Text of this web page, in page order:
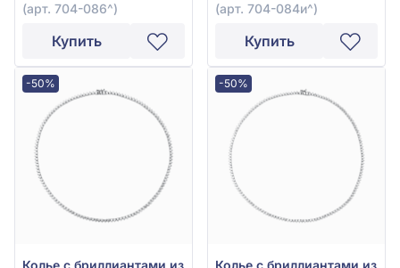
(арт. 704-086^)
Купить
(арт. 704-084и^)
Купить
-50% -50%